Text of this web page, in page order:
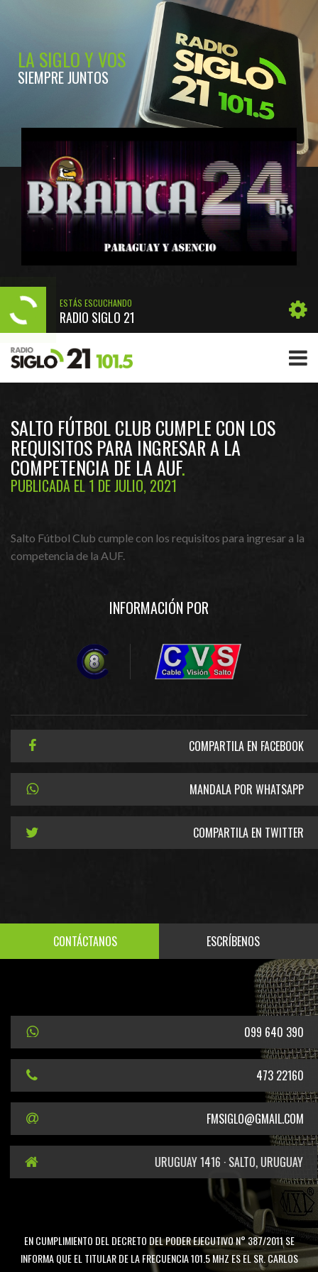
LA SIGLO Y VOS
SIEMPRE JUNTOS
ESTÁS ESCUCHANDO
RADIO SIGLO 21
SALTO FÚTBOL CLUB CUMPLE CON LOS
REQUISITOS PARA INGRESAR A LA
COMPETENCIA DE LA AUF
PUBLICADA EL 1 DE JULIO, 2021
Salto Fútbol Club cumple con los requisitos para ingresar a la
competencia de la AUF.
INFORMACIÓN POR
COMPARTILA EN FACEBOOK
MANDALA POR WHATSAPP
COMPARTILA EN TWITTER
CONTÁCTANOS ESCRÍBENOS
099 640 390
473 22160
FMSIGLO@GMAIL.COM
URUGUAY 1416 · SALTO, URUGUAY
EN CUMPLIMIENTO DEL DECRETO DEL PODER EJECUTIVO N° 387/2011 SE
INFORMA QUE EL TITULAR DE LA FRECUENCIA 101.5 MHZ ES EL SR. CARLOS